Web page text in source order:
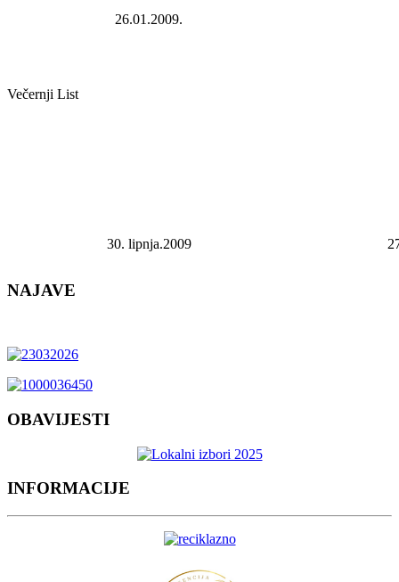
26.01.2009.
Večernji List
30. lipnja.2009
NAJAVE
OBAVIJESTI
INFORMACIJE